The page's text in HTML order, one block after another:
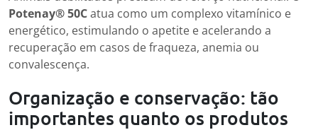
Potenay® 50Catua como um complexo vitamínico e
energético, estimulando o apetite e acelerando a
recuperação em casos de fraqueza, anemia ou
convalescença.
Organização e conservação: tão
importantes quanto os produtos